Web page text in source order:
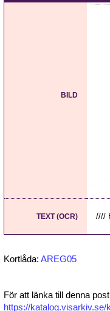
BILD
TEXT (OCR) ////
Kortlåda: AREG05
För att länka till denna
https://